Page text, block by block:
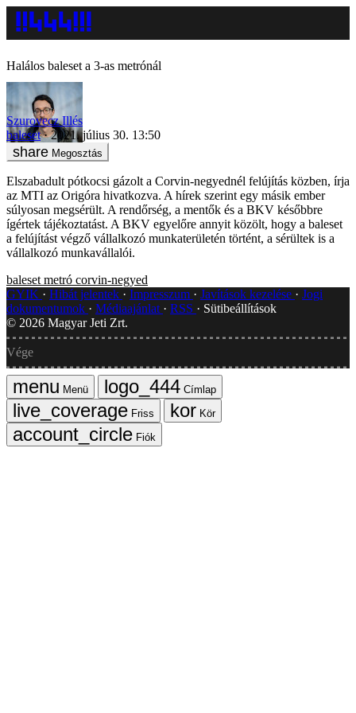
Halálos baleset a 3-as metrónál
Szurovecz Illés
baleset
2021. július 30. 13:50
Megosztás
Elszabadult pótkocsi gázolt a Corvin-negyednél felújítás közben, írja
az MTI az Origóra hivatkozva. A hírek szerint egy másik ember
súlyosan megsérült. A rendőrség, a mentők és a BKV későbbre
ígértek tájékoztatást. A BKV egyelőre annyit közölt, hogy a baleset
a felújítást végző vállalkozó munkaterületén történt, a sérültek is a
vállalkozó munkavállalói.
baleset metró corvin-negyed
GYIK
Hibát jelentek Impresszum Javítások kezelése
Jogi
dokumentumok
Médiaajánlat RSS
Sütibeállítások
© 2026 Magyar Jeti Zrt.
Vége
Menü
Címlap
Friss
Kör
Fiók